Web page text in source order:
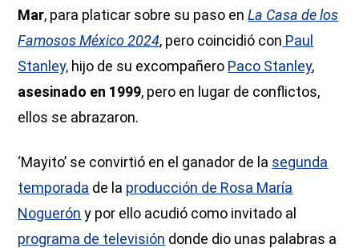
Mar, para platicar sobre su paso enLa Casa de los
Famosos México 2024, pero coincidió con Paul
Stanley, hijo de su excompañero Paco Stanley,
asesinado en 1999, pero en lugar de conflictos,
ellos se abrazaron.
‘Mayito’ se convirtió en el ganador de la segunda
temporada de la producción de Rosa María
Noguerón y por ello acudió como invitado al
programa de televisión donde dio unas palabras a